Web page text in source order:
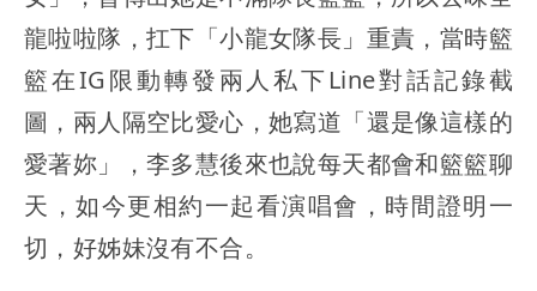
龍啦啦隊，扛下「小龍女隊長」重責，當時籃
籃在IG限動轉發兩人私下Line對話記錄截
圖，兩人隔空比愛心，她寫道「還是像這樣的
愛著妳」，李多慧後來也說每天都會和籃籃聊
天，如今更相約一起看演唱會，時間證明一
切，好姊妹沒有不合。